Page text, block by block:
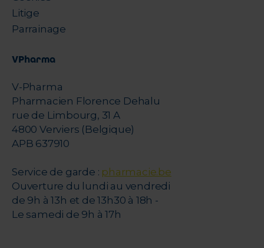
Litige
Parrainage
VPharma
V-Pharma
Pharmacien Florence Dehalu
rue de Limbourg, 31 A
4800 Verviers (Belgique)
APB 637910
Service de garde : pharmacie.be
Ouverture du lundi au vendredi
de 9h à 13h et de 13h30 à 18h -
Le samedi de 9h à 17h